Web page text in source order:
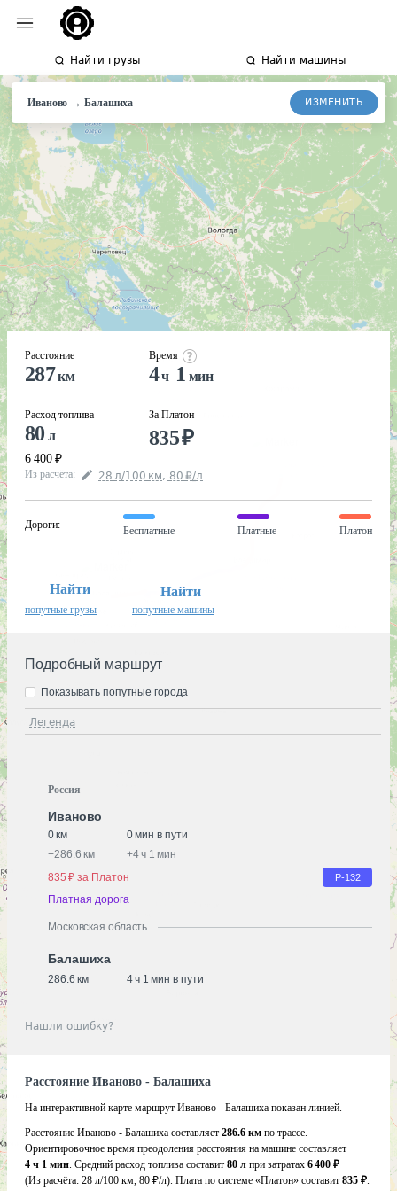
Найти грузы Найти машины
Иваново →Балашиха ИЗМЕНИТЬ
Расстояние
287км
Расход топлива
80 л
6 400 ₽
Время
4ч 1 мин
За Платон
835₽
Из расчёта: 28 л/100 км, 80 ₽/л
Дороги:
Бесплатные Платные Платон
Найти
попутные грузы
Найти
попутные машины
Подробный маршрут
Легенда
Показывать попутные города
Россия
Иваново
0 км
0 мин в пути
+286.6 км +4 ч 1 мин
835 ₽ за Платон
Р-132
Платная дорога
Московская область
Балашиха
286.6 км 4 ч 1 мин в пути
Нашли ошибку?
Расстояние Иваново - Балашиха
На интерактивной карте маршрут Иваново - Балашиха показан линией.
Расстояние Иваново - Балашиха составляет 286.6 км по трассе.
Ориентировочное время преодоления расстояния на машине составляет
4 ч 1 мин. Средний расход топлива составит 80 л при затратах 6 400 ₽
(Из расчёта: 28 л/100 км, 80 ₽/л). Плата по системе «Платон» составит 835 ₽.